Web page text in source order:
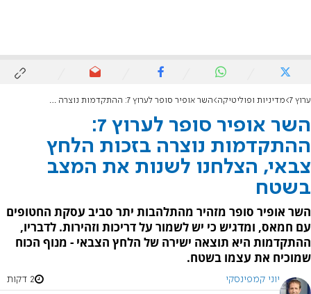
ערוץ 7 מדיניות ופוליטיקה השר אופיר סופר לערוץ 7: ההתקדמות נוצרה בזכות הלחץ צבאי, הצלחנו לשנות את המצב בשטח
השר אופיר סופר לערוץ 7:
ההתקדמות נוצרה בזכות הלחץ
צבאי, הצלחנו לשנות את המצב
בשטח
השר אופיר סופר מזהיר מהתלהבות יתר סביב עסקת החטופים
עם חמאס, ומדגיש כי יש לשמור על דריכות וזהירות. לדבריו,
ההתקדמות היא תוצאה ישירה של הלחץ הצבאי - מנוף הכוח
שמוכיח את עצמו בשטח.
יוני קמפינסקי 2 דקות